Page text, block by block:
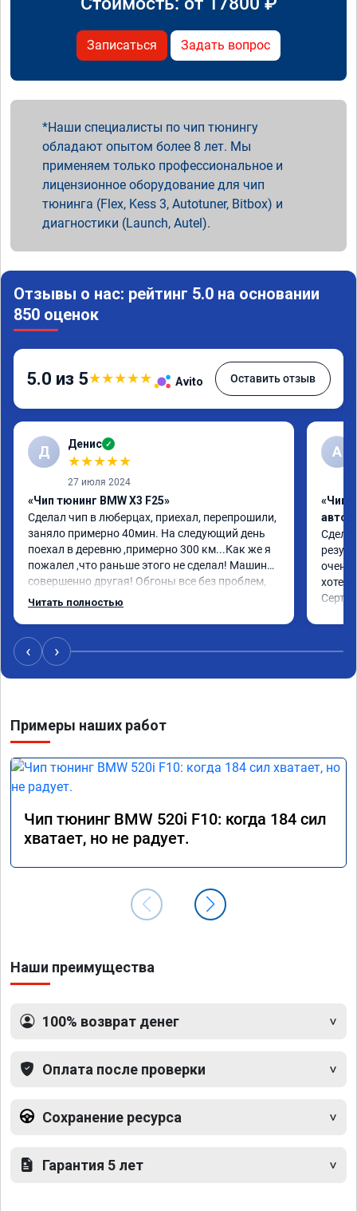
Записаться Задать вопрос
Наши специалисты по чип тюнингу
обладают опытом более 8 лет. Мы
применяем только профессиональное и
лицензионное оборудование для чип
тюнинга (Flex, Kess 3, Autotuner, Bitbox) и
диагностики (Launch, Autel).
Отзывы о нас: рейтинг 5.0 на основании
850 оценок
5.0 из 5★★★★★ Avito Оставить отзыв
Д Денис ✓
★★★★★
27 июля 2024
«Чип тюнинг BMW X3 F25»
Сделал чип в люберцах, приехал, перепрошили,
заняло примерно 40мин. На следующий день
поехал в деревню ,примерно 300 км...Как же я
пожалел ,что раньше этого не сделал! Машина
совершенно другая! Обгоны все без проблем,
резвая, очень доволен. Очень рекомендую.
двигателю легче судя по температуре масла и
его работе.
Читать полностью
A
«Чип
очень
хотел.
‹ ›
Примеры наших работ
Чип тюнинг BMW 520i F10: когда 184 сил
хватает, но не радует.
Наши преимущества
100% возврат денег
Оплата после проверки
Сохранение ресурса
Гарантия 5 лет